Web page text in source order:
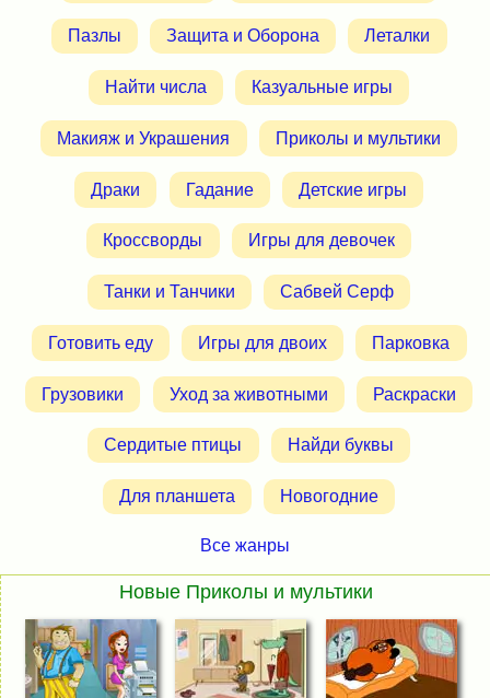
Пазлы Защита и Оборона Леталки
Найти числа Казуальные игры
Макияж и Украшения Приколы и мультики
Драки Гадание Детские игры
Кроссворды Игры для девочек
Танки и Танчики Сабвей Серф
Готовить еду Игры для двоих Парковка
Грузовики Уход за животными Раскраски
Сердитые птицы Найди буквы
Для планшета Новогодние
Все жанры
Новые Приколы и мультики